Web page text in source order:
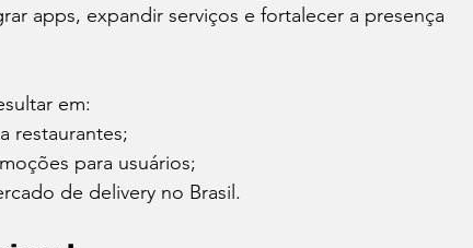
apps, expandir serviços e fortalecer a presença
em:
restaurantes;
para usuários;
de delivery no Brasil.